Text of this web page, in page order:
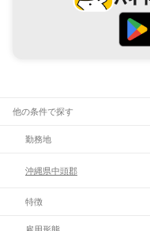
他の条件で探す
勤務地
沖縄県中頭郡
特徴